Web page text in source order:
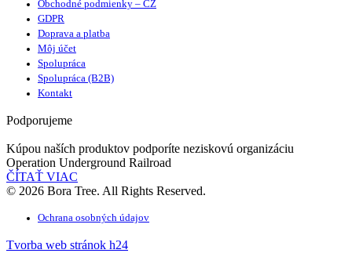
Obchodné podmienky – CZ
GDPR
Doprava a platba
Môj účet
Spolupráca
Spolupráca (B2B)
Kontakt
Podporujeme
Kúpou naších produktov podporíte neziskovú organizáciu
Operation Underground Railroad
ČÍTAŤ VIAC
© 2026 Bora Tree. All Rights Reserved.
Ochrana osobných údajov
Tvorba web stránok h24